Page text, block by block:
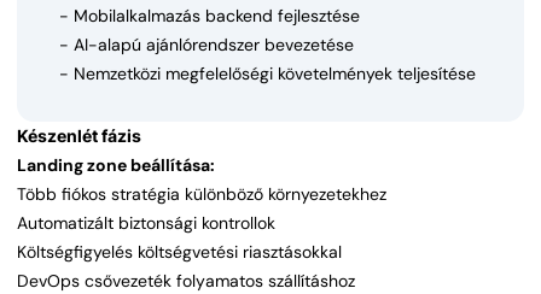
- Mobilalkalmazás backend fejlesztése
- AI-alapú ajánlórendszer bevezetése
- Nemzetközi megfelelőségi követelmények teljesítése
Készenlét fázis
Landing zone beállítása:
Több fiókos stratégia különböző környezetekhez
Automatizált biztonsági kontrollok
Költségfigyelés költségvetési riasztásokkal
DevOps csővezeték folyamatos szállításhoz